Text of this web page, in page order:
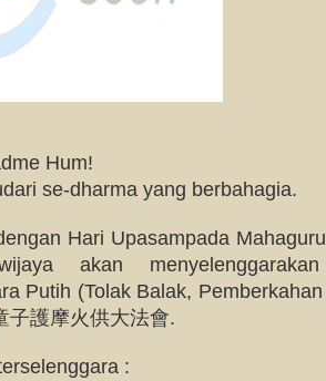
Hum!
se-dharma yang berbahagia.
Hari Upasampada
akan
Putih (Tolak Balak,
子護摩火供大法會.
: